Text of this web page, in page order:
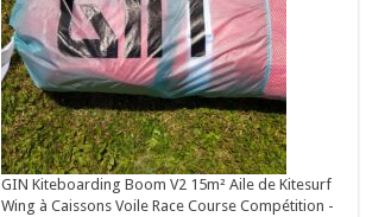
GIN Kiteboarding Boom V2 15m² Aile de Kitesurf
Wing à Caissons Voile Race Course Compétition -